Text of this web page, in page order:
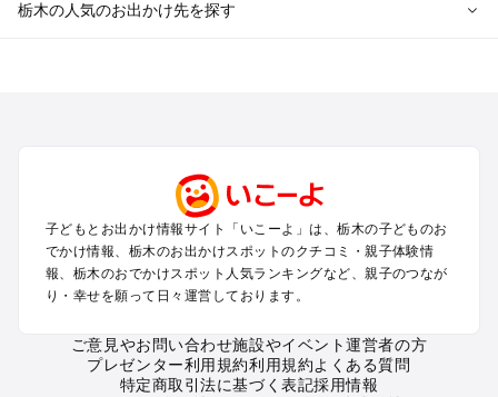
栃木の人気のお出かけ先を探す
小山・栃木・鹿沼周辺のプールお出かけ
熊谷・太田・足利・古河のプールお出かけ
塩原・矢板・大田原・西那須野のプールお出かけ
鬼怒川・川治・湯西川・川俣のプールお出かけ
真岡・益子・茂木・馬頭のプールお出かけ
栃木の定番お出かけスポット
栃木の遊園地
子どもとお出かけ情報サイト「いこーよ」は、栃木の子どものお
でかけ情報、栃木のお出かけスポットのクチコミ・親子体験情
報、栃木のおでかけスポット人気ランキングなど、親子のつなが
り・幸せを願って日々運営しております。
ご意見やお問い合わせ施設やイベント運営者の方
プレゼンター利用規約利用規約よくある質問
特定商取引法に基づく表記採用情報